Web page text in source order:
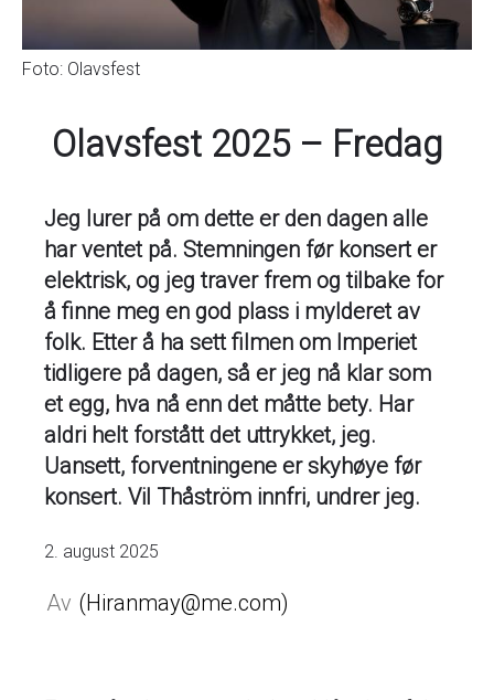
Foto: Olavsfest
Olavsfest 2025 – Fredag
Jeg lurer på om dette er den dagen alle
har ventet på. Stemningen før konsert er
elektrisk, og jeg traver frem og tilbake for
å finne meg en god plass i mylderet av
folk. Etter å ha sett filmen om Imperiet
tidligere på dagen, så er jeg nå klar som
et egg, hva nå enn det måtte bety. Har
aldri helt forstått det uttrykket, jeg.
Uansett, forventningene er skyhøye før
konsert. Vil Thåström innfri, undrer jeg.
2. august 2025
Hiranmay@me.com